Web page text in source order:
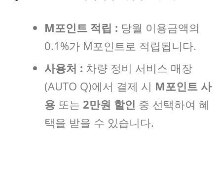
M포인트 적립 : 당월 이용금액의
0.1%가 M포인트로 적립됩니다.
사용처 : 차량 정비 서비스 매장
(AUTO Q)에서 결제 시 M포인트 사
용 또는 2만원 할인 중 선택하여 혜
택을 받을 수 있습니다.